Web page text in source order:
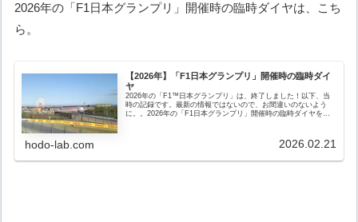
2026年の「F1日本グランプリ」開催時の臨時ダイヤは、こち
ら。
【2026年】「F1日本グランプリ」開催時の臨時ダイ
ヤ
2026年の「F1™️日本グランプリ」は、終了しました！以下、当
時の記録です。最新の情報ではないので、お間違いのないよう
に。。2026年の「F1日本グランプリ」開催時の臨時ダイヤを、
hodo-lab.com 2026.02.21